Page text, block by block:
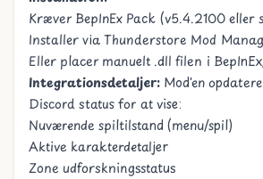
Kræver BepInEx Pack (v5.4.2100 eller
Installer via Thunderstore Mod
Eller placer manuelt .dll filen i
Integrationsdetaljer: Mod'en
Discord status for at vise:
Nuværende spiltilstand (menu/spil)
Aktive karakterdetaljer
Zone udforskningsstatus